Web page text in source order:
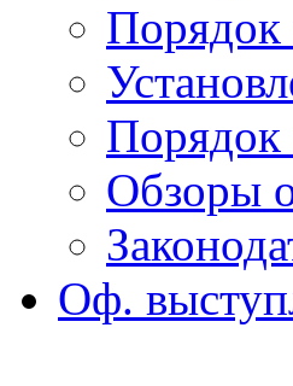
Порядок
Порядок
Обзоры
Оф.